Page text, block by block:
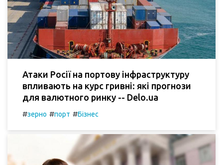
Атаки Росії на портову інфраструктуру
впливають на курс гривні: які прогнози
для валютного ринку -- Delo.ua
#зерно #порт #Бізнес